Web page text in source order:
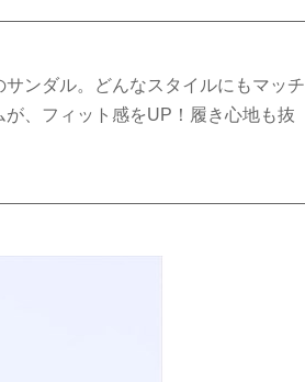
ンダル。どんなスタイルにもマッチ
、フィット感をUP！履き心地も抜